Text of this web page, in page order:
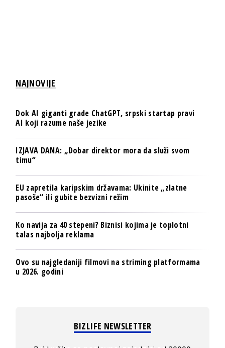
NAJNOVIJE
Dok AI giganti grade ChatGPT, srpski startap pravi
AI koji razume naše jezike
IZJAVA DANA: „Dobar direktor mora da služi svom
timu“
EU zapretila karipskim državama: Ukinite „zlatne
pasoše“ ili gubite bezvizni režim
Ko navija za 40 stepeni? Biznisi kojima je toplotni
talas najbolja reklama
Ovo su najgledaniji filmovi na striming platformama
u 2026. godini
BIZLIFE NEWSLETTER